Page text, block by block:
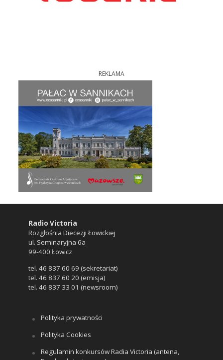
REKLAMA
Radio Victoria
Rozgłośnia Diecezji Łowickiej
ul. Seminaryjna 6a
99-400 Łowicz
tel. 46 837 60 69 (sekretariat)
tel. 46 837 60 20 (emisja)
tel. 46 837 33 01 (newsroom)
Polityka prywatności
Polityka Cookies
Regulamin konkursów Radia Victoria (antena,